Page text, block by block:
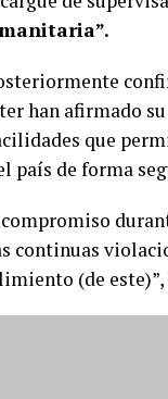
han afirmado
que
país de forma
continuas
(de